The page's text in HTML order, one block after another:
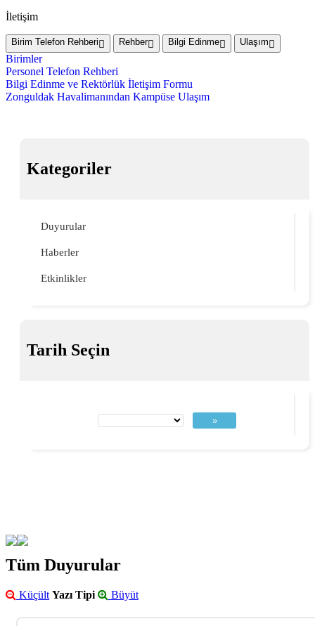
İletişim
Birim Telefon Rehberi Rehber Bilgi Edinme Ulaşım
Birimler
Personel Telefon Rehberi
Bilgi Edinme ve Rektörlük İletişim Formu
Zonguldak Havalimanından Kampüse Ulaşım
Kategoriler
Duyurular
Haberler
Etkinlikler
Tarih Seçin
»
Tüm Duyurular
Küçült Yazı Tipi Büyüt